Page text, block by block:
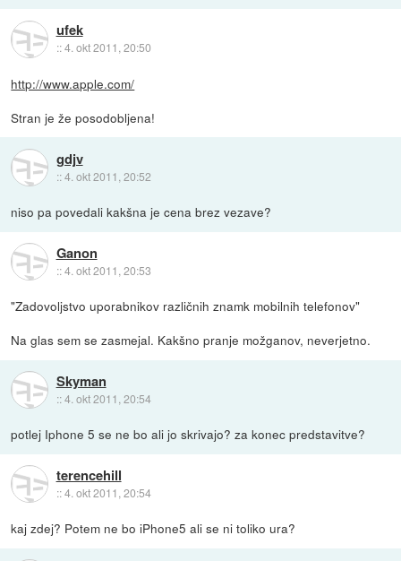
ufek
::4. okt 2011, 20:50
http://www.apple.com/
Stran je že posodobljena!
gdjv
::4. okt 2011, 20:52
niso pa povedali kakšna je cena brez vezave?
Ganon
::4. okt 2011, 20:53
"Zadovoljstvo uporabnikov različnih znamk mobilnih telefonov"
Na glas sem se zasmejal. Kakšno pranje možganov, neverjetno.
Skyman
::4. okt 2011, 20:54
potlej Iphone 5 se ne bo ali jo skrivajo? za konec predstavitve?
terencehill
::4. okt 2011, 20:54
kaj zdej? Potem ne bo iPhone5 ali se ni toliko ura?